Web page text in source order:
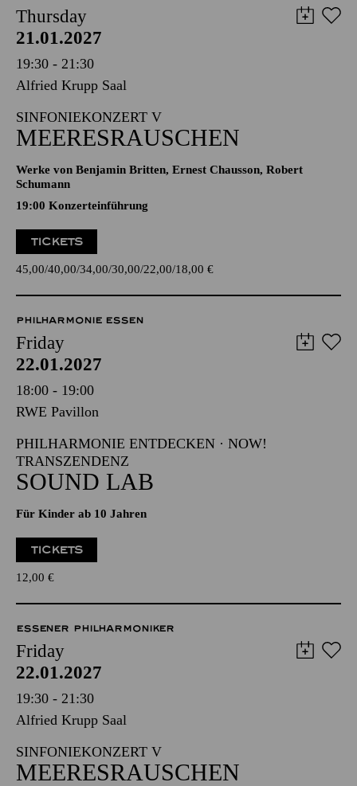
Thursday
21.01.2027
19:30 - 21:30
Alfried Krupp Saal
SINFONIEKONZERT V
MEERESRAUSCHEN
Werke von Benjamin Britten, Ernest Chausson, Robert
Schumann
19:00 Konzerteinführung
TICKETS
45,00 40,00 34,00 30,00 22,00 18,00 €
PHILHARMONIE ESSEN
Friday
22.01.2027
18:00 - 19:00
RWE Pavillon
PHILHARMONIE ENTDECKEN · NOW!
TRANSZENDENZ
SOUND LAB
Für Kinder ab 10 Jahren
TICKETS
12,00 €
ESSENER PHILHARMONIKER
Friday
22.01.2027
19:30 - 21:30
Alfried Krupp Saal
SINFONIEKONZERT V
MEERESRAUSCHEN